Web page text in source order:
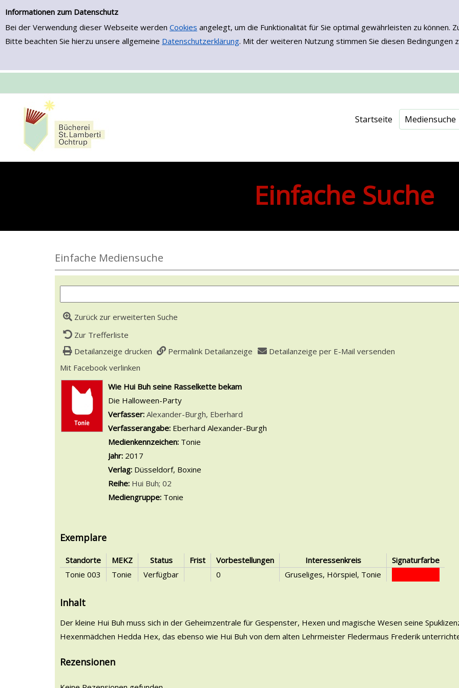
Einfache Suche
Informationen zum Datenschutz
Bei der Verwendung dieser Webseite werden Cookies angelegt, um die Funktionalität für Sie optimal gewährleisten zu
Bitte beachten Sie hierzu unsere allgemeine Datenschutzerklärung. Mit der weiteren Nutzung stimmen Sie diesen Bedingungen
Zur Detailanzeige springen
Startseite
Mediensuche
Einfache Suche
Einfache Mediensuche
Zurück zur erweiterten Suche
Zur Trefferliste
Detailanzeige drucken
Permalink Detailanzeige Detailanzeige per E-Mail versenden
Mit Facebook verlinken
wird in neuem Tab geöffnet
Wie Hui Buh seine Rasselkette bekam
Die Halloween-Party
Verfasser: Suche nach diesem Verfasser
Alexander-Burgh, Eberhard
Verfasserangabe: Eberhard Alexander-Burgh
Medienkennzeichen: Tonie
Jahr: 2017
Verlag: Düsseldorf, Boxine
Reihe: Hui Buh; 02
Mediengruppe: Tonie
Exemplare
Standorte MEKZ Status Frist Vorbestellungen Interessenkreis
Signaturfarbe
Tonie 003
Tonie Verfügbar 0 Gruseliges, Hörspiel, Tonie
Inhalt
Der kleine Hui Buh muss sich in der Geheimzentrale für Gespenster, Hexen und magische Wesen seine
Hexenmädchen Hedda Hex, das ebenso wie Hui Buh von dem alten Lehrmeister Fledermaus Frederik
Rezensionen